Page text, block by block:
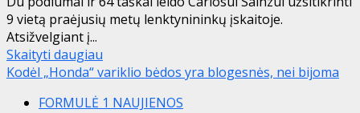
9 vietą praėjusių metų lenktynininkų įskaitoje.
Atsižvelgiant į...
Skaityti daugiau
Kodėl „Honda“ variklio bėdos yra blogesnės, nei bijoma
FORMULĖ 1 NAUJIENOS